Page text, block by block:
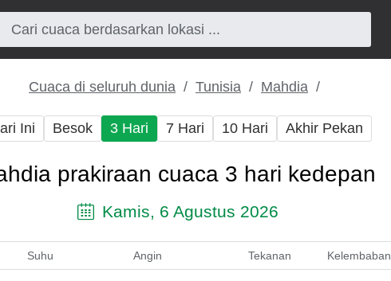
Cuaca di seluruh dunia Tunisia Mahdia
Ini Besok 3 Hari 7 Hari 10 Hari Akhir Pekan
prakiraan cuaca 3 hari kedepan
Kamis, 6 Agustus 2026
Suhu Angin Tekanan Kelembaban